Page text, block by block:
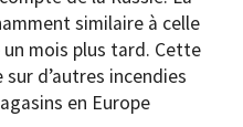
similaire à celle
mois plus tard. Cette
d’autres incendies
en Europe